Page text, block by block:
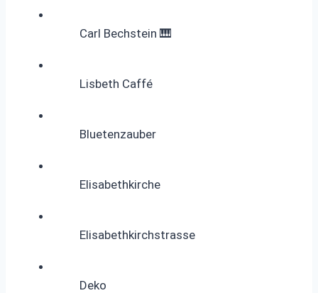
Carl Bechstein 🎹
Lisbeth Caffé
Bluetenzauber
Elisabethkirche
Elisabethkirchstrasse
Deko